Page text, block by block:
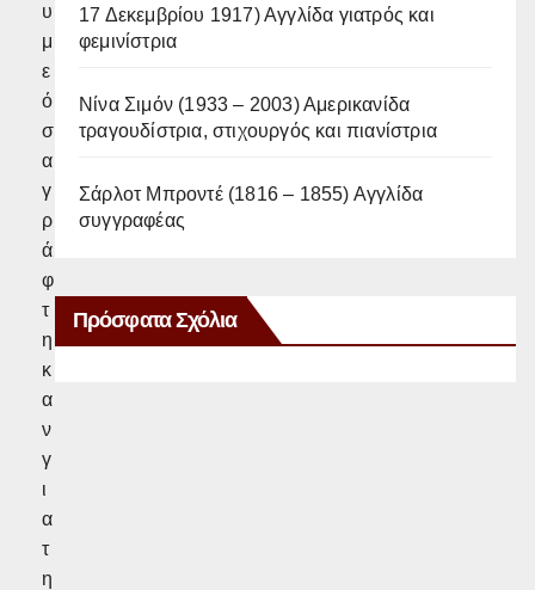
υ
μ
ε
ό
σ
α
γ
ρ
ά
φ
τ
η
κ
α
ν
γ
ι
α
τ
η
17 Δεκεμβρίου 1917) Αγγλίδα γιατρός και
φεμινίστρια
Νίνα Σιμόν (1933 – 2003) Αμερικανίδα
τραγουδίστρια, στιχουργός και πιανίστρια
Σάρλοτ Μπροντέ (1816 – 1855) Αγγλίδα
συγγραφέας
Πρόσφατα Σχόλια